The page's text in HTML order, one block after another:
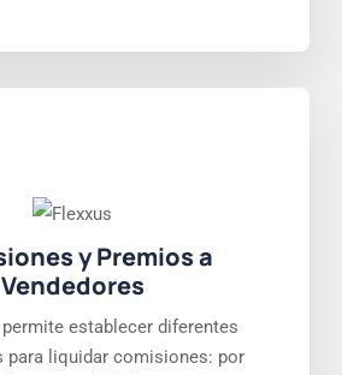
y Premios a
Vendedores
establecer diferentes
para liquidar comisiones: por